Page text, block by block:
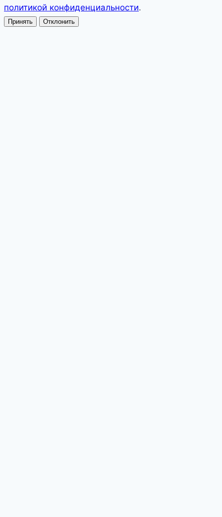
политикой конфиденциальности.
Принять Отклонить